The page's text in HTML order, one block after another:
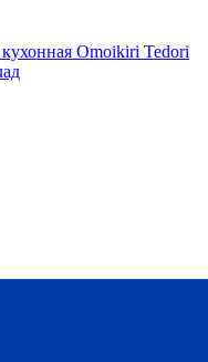
Omoikiri Tedori